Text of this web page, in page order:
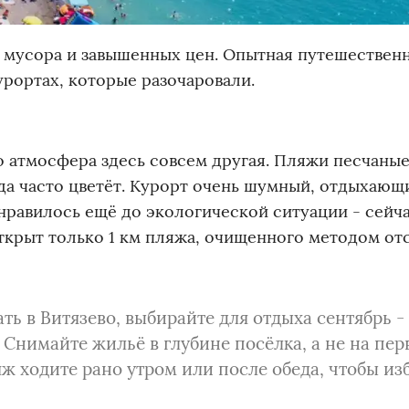
и завышенных цен. Опытная
которые разочаровали.
атмосфера здесь совсем другая. Пляжи
часто цветёт. Курорт очень шумный,
ещё до экологической ситуации -
только 1 км пляжа, очищенного методом
в Витязево, выбирайте для отдыха сентябрь
жильё в глубине посёлка, а не на
рано утром или после обеда, чтобы